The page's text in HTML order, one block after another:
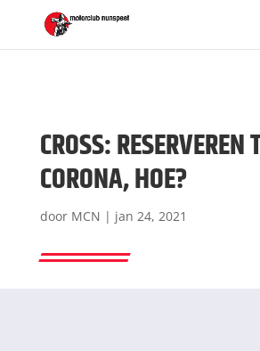
CROSS: RESERVEREN
CORONA, HOE?
door MCN | jan 24, 2021